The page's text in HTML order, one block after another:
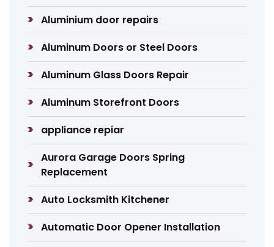
Aluminium door repairs
Aluminum Doors or Steel Doors
Aluminum Glass Doors Repair
Aluminum Storefront Doors
appliance repiar
Aurora Garage Doors Spring
Replacement
Auto Locksmith Kitchener
Automatic Door Opener Installation